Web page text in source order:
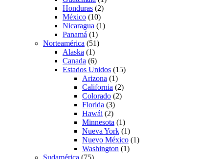
Honduras (2)
México (10)
Nicaragua (1)
Panamá (1)
Norteamérica (51)
Alaska (1)
Canada (6)
Estados Unidos (15)
Arizona (1)
California (2)
Colorado (2)
Florida (3)
Hawái (2)
Minnesota (1)
Nueva York (1)
Nuevo México (1)
Washington (1)